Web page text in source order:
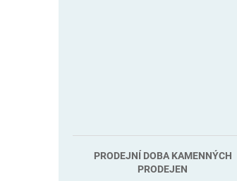
PRODEJNÍ DOBA KAMENNÝCH
PRODEJEN